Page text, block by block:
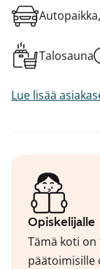
Autopaikka,
Talosauna
Lue lisää
Opiskelijalle
Tämä koti
päätoimisille